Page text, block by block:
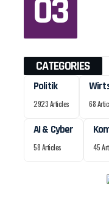
CATEGORIES
Politik
2923 Articles 68
AI & Cyber
58 Articles 45